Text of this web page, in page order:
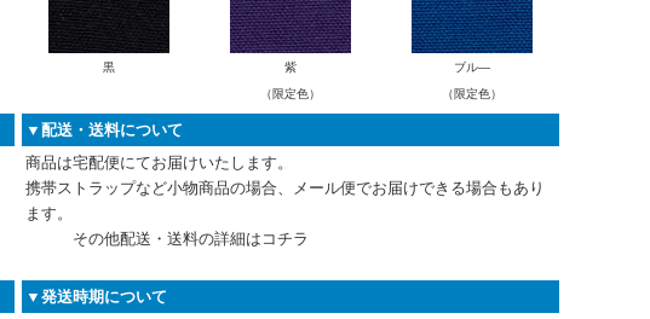
黒
紫
（限定色）
ブル―
（限定色）
▼配送・送料について
商品は宅配便にてお届けいたします。
携帯ストラップなど小物商品の場合、メール便でお届けできる場合もあり
ます。
その他配送・送料の詳細はコチラ
▼発送時期について